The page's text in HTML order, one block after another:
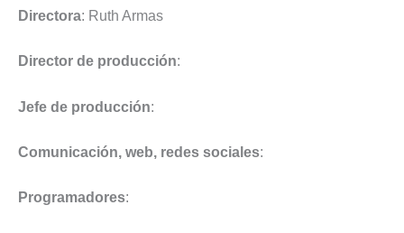
Directora: Ruth Armas
Director de producción:
Jefe de producción:
Comunicación, web, redes sociales:
Programadores: